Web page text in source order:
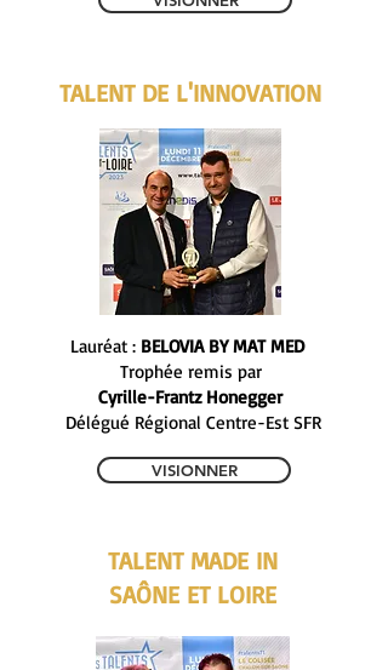
TALENT DE L'INNOVATION
Lauréat : BELOVIA BY MAT MED
Trophée remis par
Cyrille-Frantz Honegger
Délégué Régional Centre-Est SFR
VISIONNER
TALENT MADE IN
SAÔNE ET LOIRE